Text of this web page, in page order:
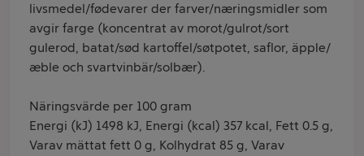
livsmedel/fødevarer der farver/næringsmidler som
avgir farge (koncentrat av morot/gulrot/sort
gulerod, batat/sød kartoffel/søtpotet, saflor, äpple/
æble och svartvinbär/solbær).
Näringsvärde per 100 gram
Energi (kJ) 1498 kJ, Energi (kcal) 357 kcal, Fett 0.5 g,
Varav mättat fett 0 g, Kolhydrat 85 g, Varav